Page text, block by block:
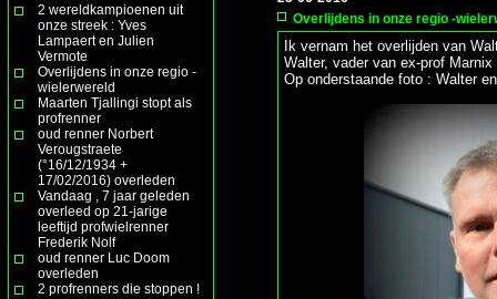
2 wereldkampioenen uit
onze streek : Yves
Lampaert en Julien
Vermote
Overlijdens in onze regio -
wielerwereld
Maarten Tjallingi stopt als
profrenner
oud renner Norbert
Verougstraete
(°16/12/1934 +
17/02/2016) overleden
Vandaag , 7 jaar geleden
overleed op 21-jarige
leeftijd profwielrenner
Frederik Nolf
oud renner Luc Doom
overleden
2 profrenners die stoppen !
Overlijdens in onze regio -
Ik vernam het overlijden van
Walter, vader van ex-prof
Op onderstaande foto : Walter